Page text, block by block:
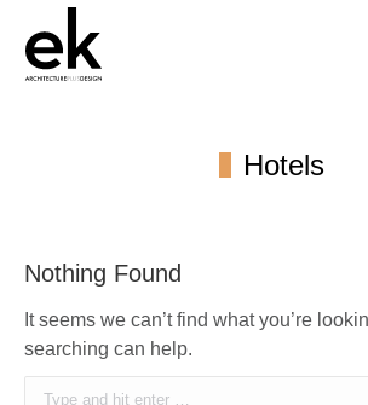
Hotels
Nothing Found
It seems we can’t find what you’re
searching can help.
Αναζήτηση: